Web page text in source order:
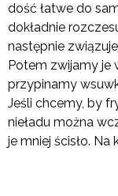
dość łatwe do
dokładnie
następnie
Potem zwijamy je
przypinamy
Jeśli chcemy, by
nieładu można
je mniej ścisło. Na